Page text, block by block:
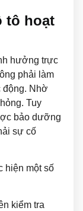
tô hoạt
hưởng trực
phải làm
động. Nhờ
Tuy
bảo dưỡng
sự cố
hiện một số
kiểm tra